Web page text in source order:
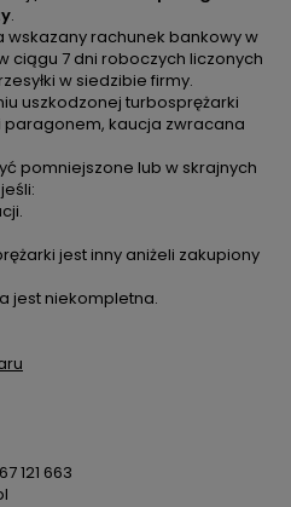
.
wskazany rachunek bankowy w
ciągu 7 dni roboczych liczonych
w siedzibie firmy.
uszkodzonej turbosprężarki
paragonem, kaucja zwracana
pomniejszone lub w skrajnych
jest inny aniżeli zakupiony
jest niekompletna.
121 663